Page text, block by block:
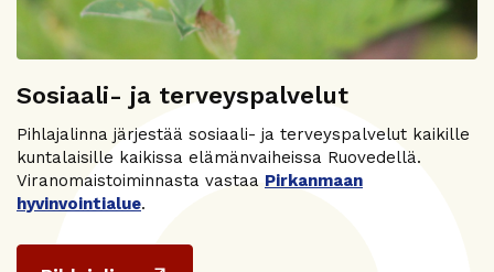
Sosiaali- ja terveyspalvelut
Pihlajalinna järjestää sosiaali- ja terveyspalvelut kaikille
kuntalaisille kaikissa elämänvaiheissa Ruovedellä.
Viranomaistoiminnasta vastaa Pirkanmaan
hyvinvointialue.